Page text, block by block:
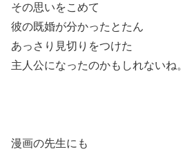
その思いをこめて
彼の既婚が分かったとたん
あっさり見切りをつけた
主人公になったのかもしれないね。
漫画の先生にも